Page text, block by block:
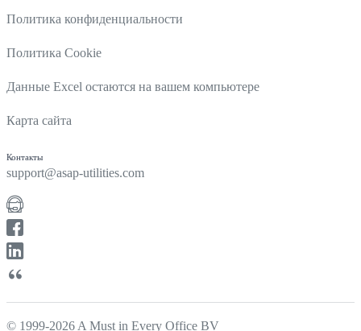
Политика конфиденциальности
Политика Cookie
Данные Excel остаются на вашем компьютере
Карта сайта
Контакты
support@asap-utilities.com
© 1999-2026 A Must in Every Office BV